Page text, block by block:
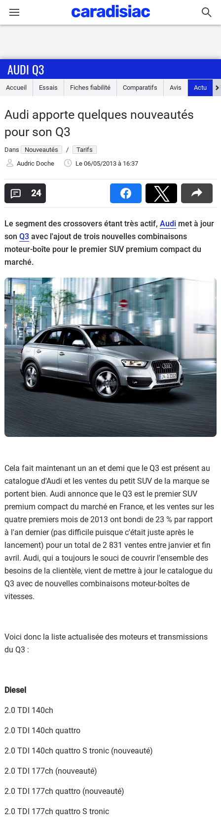
Accueil
Essais
Guide
d'achat
Electriques
Utilitaires
Flottes
Auto
Forum
Moto
Marques
AUDI Q3
Accueil Essais Fiches fiabilité Comparatifs Avis Actu
Audi apporte quelques nouveautés
pour son Q3
Dans Nouveautés /
Tarifs
Audric Doche
Le 06/05/2013 à 16:37
24
Le segment des crossovers étant très actif, Audi met à jour
son Q3 avec l'ajout de trois nouvelles combinaisons
moteur-boîte pour le premier SUV premium compact du
marché.
Cela fait maintenant un an et demi que le Q3 est présent au
catalogue d'Audi et les ventes du petit SUV de la marque se
portent bien. Audi annonce que le Q3 est le premier SUV
premium compact du marché en France, et les ventes sur les
quatre premiers mois de 2013 ont bondi de 23 % par rapport
à l'an dernier (pas difficile puisque c'était juste après le
lancement) pour un total de 2 831 ventes entre janvier et fin
avril. Audi, qui a toujours le souci de couvrir l'ensemble des
besoins de la clientèle, vient de mettre à jour le catalogue du
Q3 avec de nouvelles combinaisons moteur-boîtes de
vitesses.
Voici donc la liste actualisée des moteurs et transmissions
du Q3 :
Diesel
2.0 TDI 140ch
2.0 TDI 140ch quattro
2.0 TDI 140ch quattro S tronic (nouveauté)
2.0 TDI 177ch (nouveauté)
2.0 TDI 177ch quattro (nouveauté)
2.0 TDI 177ch quattro S tronic